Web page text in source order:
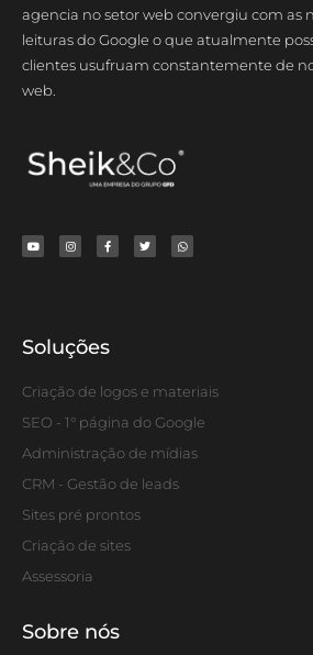
agencia no setor web convergiu com as
leituras do Google o que atualmente
clientes usufruam constantemente de
web.
Soluções
Criação de logos e materiais
SEO - 1° página do Google
Administração de mídias
CRM - Gestão de leads
Sites pré prontos
Criação de sites
Assessoria
Sobre nós